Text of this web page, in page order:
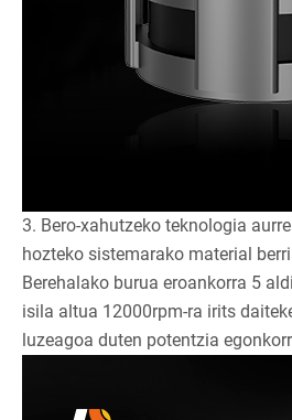
3. Bero-xahutzeko teknologia
hozteko sistemarako material
Berehalako burua eroankorra 5
isila altua 12000rpm-ra irits
luzeagoa duten potentzia